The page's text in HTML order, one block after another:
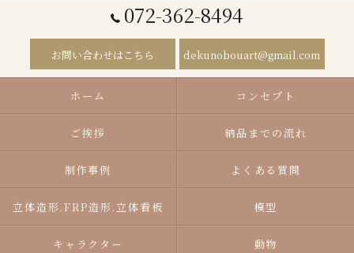
072-362-8494
お問い合わせはこちら dekunobouart@gmail.com
ホーム コンセプト
ご挨拶 納品までの流れ
制作事例 よくある質問
立体造形.FRP造形.立体看板 模型
キャラクター 動物